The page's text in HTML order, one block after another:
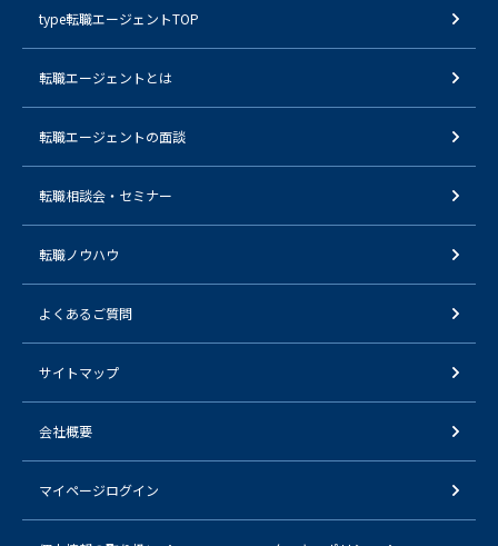
type転職エージェントTOP
転職エージェントとは
転職エージェントの面談
転職相談会・セミナー
転職ノウハウ
よくあるご質問
サイトマップ
会社概要
マイページログイン